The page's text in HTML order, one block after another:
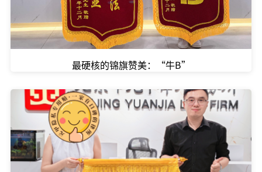
最硬核的锦旗赞美：“牛B”